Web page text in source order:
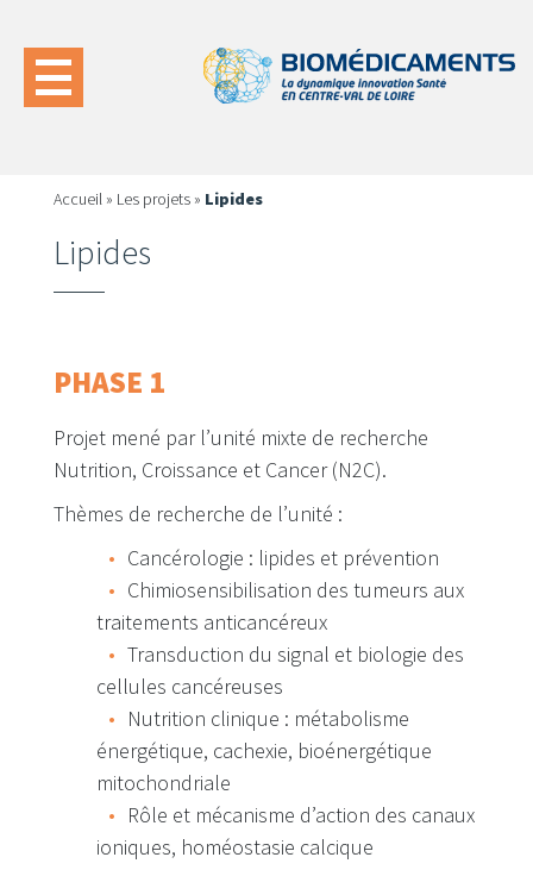
Accueil » Les projets » Lipides
Lipides
PHASE 1
Projet mené par l’unité mixte de recherche
Nutrition, Croissance et Cancer (N2C).
Thèmes de recherche de l’unité :
Cancérologie : lipides et prévention
Chimiosensibilisation des tumeurs aux
traitements anticancéreux
Transduction du signal et biologie des
cellules cancéreuses
Nutrition clinique : métabolisme
énergétique, cachexie, bioénergétique
mitochondriale
Rôle et mécanisme d’action des canaux
ioniques, homéostasie calcique